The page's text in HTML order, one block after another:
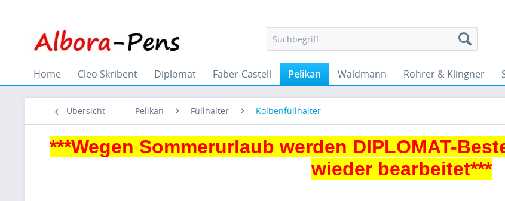
Home Cleo Skribent Diplomat Faber-Castell Pelikan Waldmann Rohrer & Klingner
Übersicht Pelikan Füllhalter Kolbenfüllhalter
***Wegen Sommerurlaub werden DIPLOMAT-
wieder bearbeitet***